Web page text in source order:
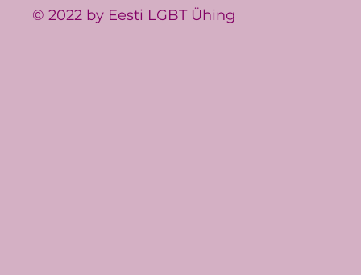
© 2022 by Eesti LGBT Ühing